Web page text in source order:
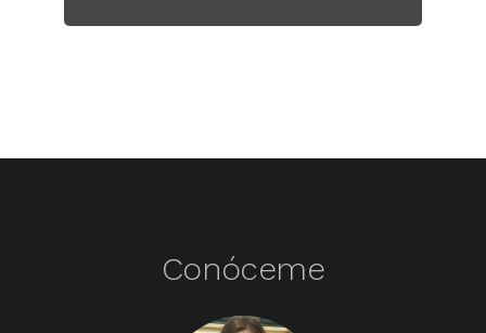
Conóceme